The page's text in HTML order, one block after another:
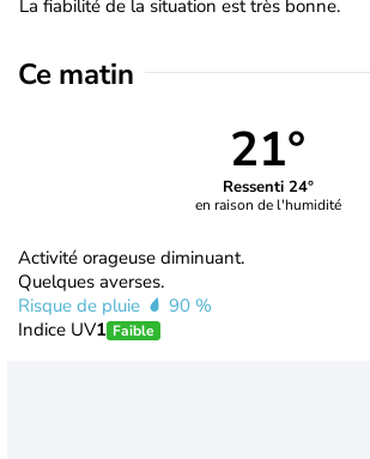
La fiabilité de la situation est très bonne.
Ce matin
21°
Ressenti 24°
en raison de l'humidité
Activité orageuse diminuant.
Quelques averses.
Risque de pluie
90 %
Indice UV1 Faible